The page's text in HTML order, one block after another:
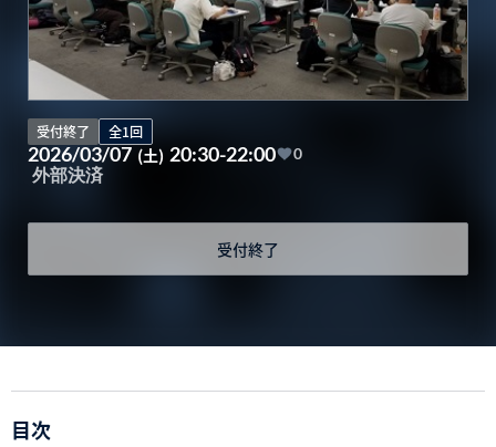
受付終了 全1回
2026/03/07 (土) 20:30-22:00 0
外部決済
受付終了
目次